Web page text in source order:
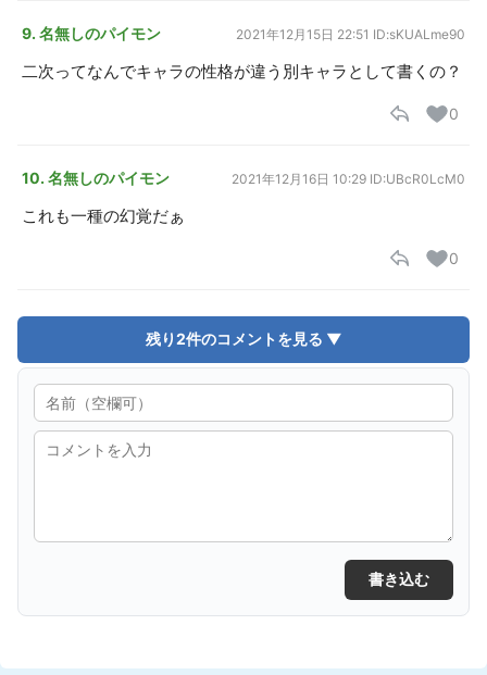
9. 名無しのパイモン 2021年12月15日 22:51 ID:sKUALme90
二次ってなんでキャラの性格が違う別キャラとして書くの？
0
10. 名無しのパイモン 2021年12月16日 10:29 ID:UBcR0LcM0
これも一種の幻覚だぁ
0
残り2件のコメントを見る ▼
書き込む